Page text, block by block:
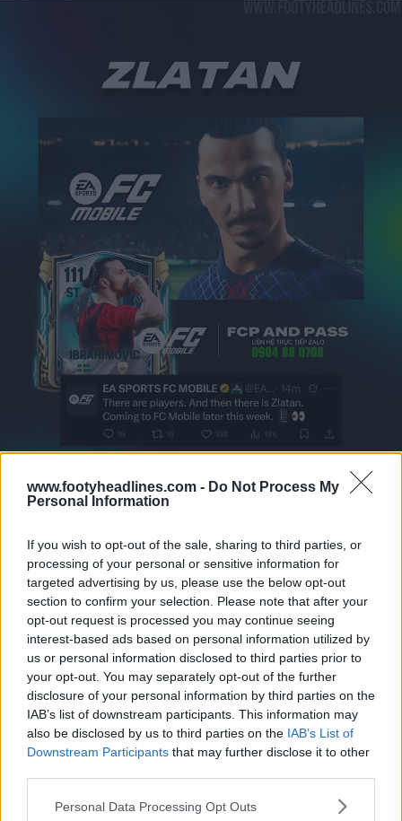
www.footyheadlines.com - Do Not Process My
Personal Information
If you wish to opt-out of the sale, sharing to third parties, or
processing of your personal or sensitive information for
targeted advertising by us, please use the below opt-out
section to confirm your selection. Please note that after your
opt-out request is processed you may continue seeing
interest-based ads based on personal information utilized by
us or personal information disclosed to third parties prior to
your opt-out. You may separately opt-out of the further
disclosure of your personal information by third parties on the
IAB’s list of downstream participants. This information may
also be disclosed by us to third parties on the IAB’s List of
Downstream Participants that may further disclose it to other
Personal Data Processing Opt Outs
marca um "tratado de paz" entre Zlatan e a EA Sports.
Os fãs vão lembrar da discussão pública durante a era
FIFA 21, quando Zlatan criticou abertamente a EA por
usar o seu nome e imagem no jogo, aparentemente
sem a sua permissão individual.